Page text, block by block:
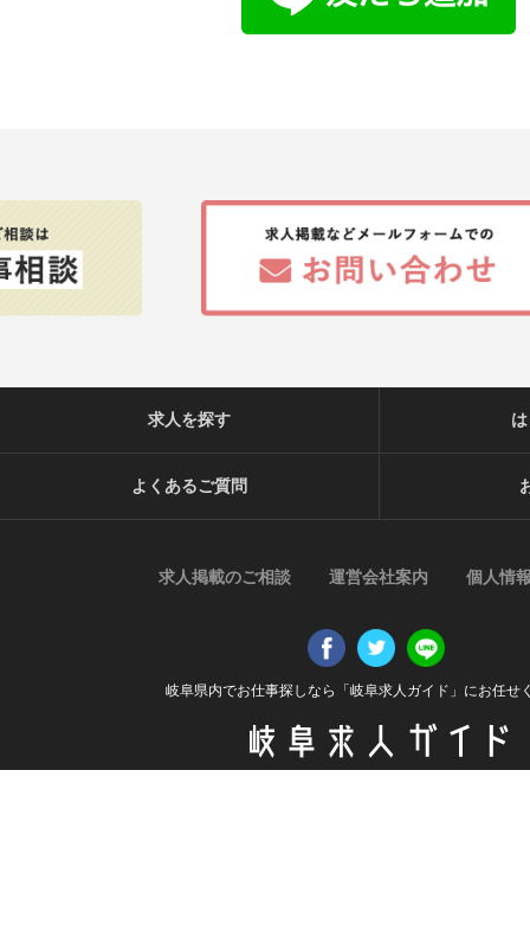
岐阜県内でお仕事探しなら「岐阜求人ガイド」にお任せ
求人を探す
よくあるご質問
求人掲載のご相談 運営会社案内 個人情